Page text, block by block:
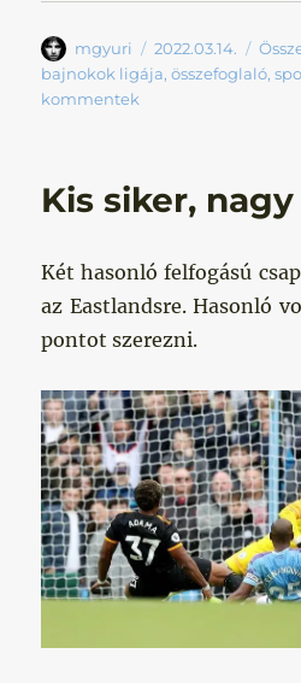
Szerző
mgyuri Közzétéve
2022.03.14.
bajnokok ligája,összefoglaló,
kommentek
Kis siker,
Két hasonló felfogású
az Eastlandsre. Hasonló
pontot szerezni.